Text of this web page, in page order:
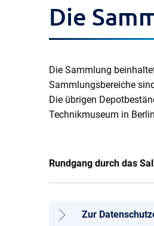
Die
Die Sammlung
Sammlungsbereiche
Die übrigen
Technikmuseum in
Rundgang durch das
Zur